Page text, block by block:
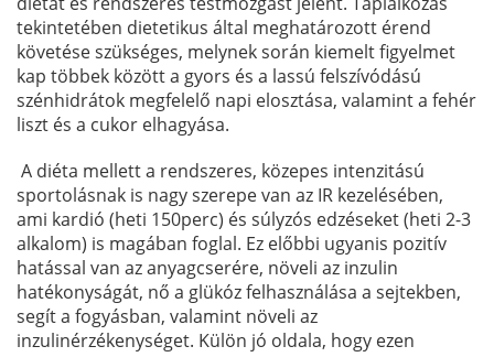
tekintetében dietetikus által meghatározott érend
követése szükséges, melynek során kiemelt figyelmet
kap többek között a gyors és a lassú felszívódású
szénhidrátok megfelelő napi elosztása, valamint a fehér
liszt és a cukor elhagyása.
A diéta mellett a rendszeres, közepes intenzitású
sportolásnak is nagy szerepe van az IR kezelésében,
ami kardió (heti 150perc) és súlyzós edzéseket (heti 2-3
alkalom) is magában foglal. Ez előbbi ugyanis pozitív
hatással van az anyagcserére, növeli az inzulin
hatékonyságát, nő a glükóz felhasználása a sejtekben,
segít a fogyásban, valamint növeli az
inzulinérzékenységet. Külön jó oldala, hogy ezen